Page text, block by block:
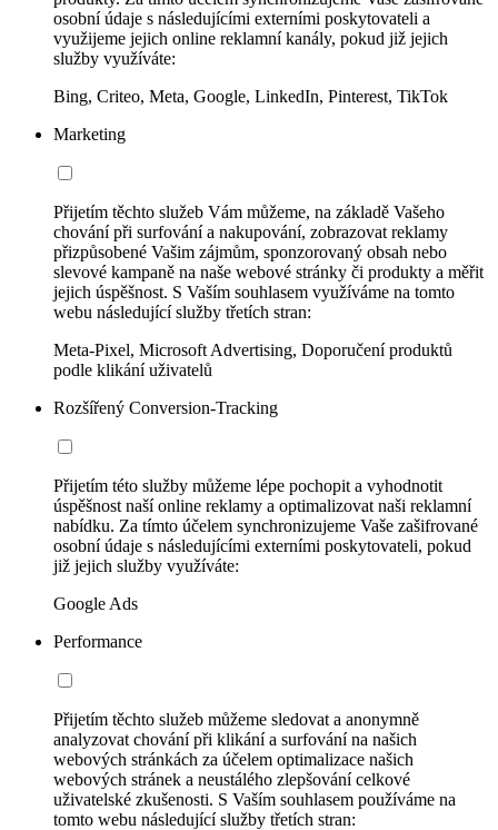
osobní údaje s následujícími externími poskytovateli a
využijeme jejich online reklamní kanály, pokud již jejich
služby využíváte:
Bing, Criteo, Meta, Google, LinkedIn, Pinterest, TikTok
Marketing
Přijetím těchto služeb Vám můžeme, na základě Vašeho
chování při surfování a nakupování, zobrazovat reklamy
přizpůsobené Vašim zájmům, sponzorovaný obsah nebo
slevové kampaně na naše webové stránky či produkty a měřit
jejich úspěšnost. S Vaším souhlasem využíváme na tomto
webu následující služby třetích stran:
Meta-Pixel, Microsoft Advertising, Doporučení produktů
podle klikání uživatelů
Rozšířený Conversion-Tracking
Přijetím této služby můžeme lépe pochopit a vyhodnotit
úspěšnost naší online reklamy a optimalizovat naši reklamní
nabídku. Za tímto účelem synchronizujeme Vaše zašifrované
osobní údaje s následujícími externími poskytovateli, pokud
již jejich služby využíváte:
Google Ads
Performance
Přijetím těchto služeb můžeme sledovat a anonymně
analyzovat chování při klikání a surfování na našich
webových stránkách za účelem optimalizace našich
webových stránek a neustálého zlepšování celkové
uživatelské zkušenosti. S Vaším souhlasem používáme na
tomto webu následující služby třetích stran: